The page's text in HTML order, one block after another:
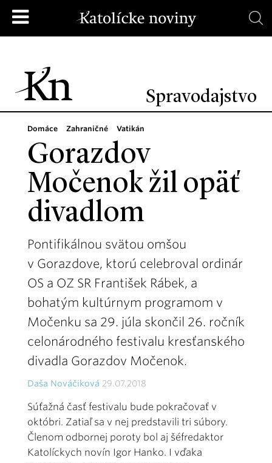
Spravodajstvo
Domáce Zahraničné Vatikán
Gorazdov
Močenok žil opäť
divadlom
Pontifikálnou svätou omšou
v Gorazdove, ktorú celebroval ordinár
OS a OZ SR František Rábek, a
bohatým kultúrnym programom v
Močenku sa 29. júla skončil 26. ročník
celonárodného festivalu kresťanského
divadla Gorazdov Močenok.
Daša Nováčiková 29.07.2018
Súťažná časť festivalu bude pokračovať v
októbri. Zatiaľ sa v nej predstavili tri súbory.
Členom odbornej poroty bol aj šéfredaktor
Katolíckych novín Igor Hanko. I vďaka